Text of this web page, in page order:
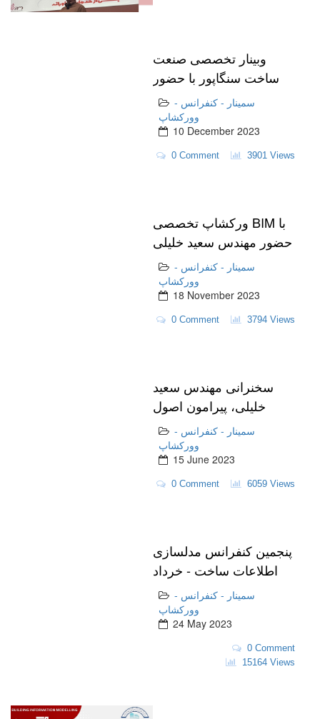
وبینار تخصصی صنعت
ساخت سنگاپور با حضور
متخصصان حوزه ساختمان
سمینار - کنفرانس -
وورکشاپ
10 December 2023
0 Comment 3901 Views
ورکشاپ تخصصی BIM با
حضور مهندس سعید خلیلی
در دانشگاه شهاب دانش
سمینار - کنفرانس -
وورکشاپ
18 November 2023
0 Comment 3794 Views
سخنرانی مهندس سعید
خلیلی، پیرامون اصول
مذاکرات در قراردادهای
خدات مشاور BIM در
پنجمین کنفرانس بیم ایران
سمینار - کنفرانس -
وورکشاپ
15 June 2023
0 Comment 6059 Views
پنجمین کنفرانس مدلسازی
اطلاعات ساخت - خرداد
1402سمینار - کنفرانس -
وورکشاپ
24 May 2023
0 Comment
15164 Views